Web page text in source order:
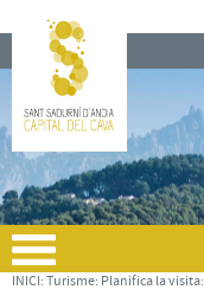
INICI: Turisme: Planifica la visita: